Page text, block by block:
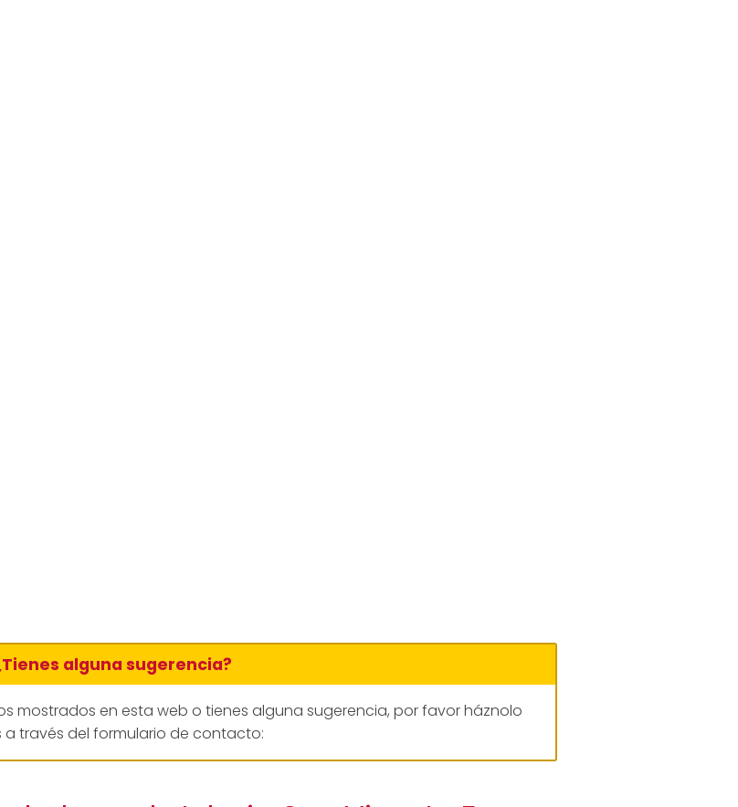
alguna sugerencia?
mostrados en esta web o tienes alguna sugerencia, por favor háznolo
través del formulario de contacto: